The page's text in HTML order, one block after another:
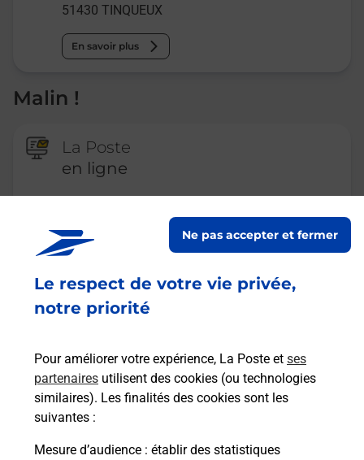
Le respect de votre vie privée,
notre priorité
Pour améliorer votre expérience, La Poste et ses
partenaires utilisent des cookies (ou technologies
similaires). Les finalités des cookies sont les
suivantes :
Mesure d’audience : établir des statistiques
Ne pas accepter et fermer
51430 TINQUEUX
En savoir plus
Malin !
La Poste
en ligne
Ouvert 24h/24
En savoir plus
Recherchez un autre point de contact
Questions fréquemment posées
Quel réseau utilise La Poste Mobile ?